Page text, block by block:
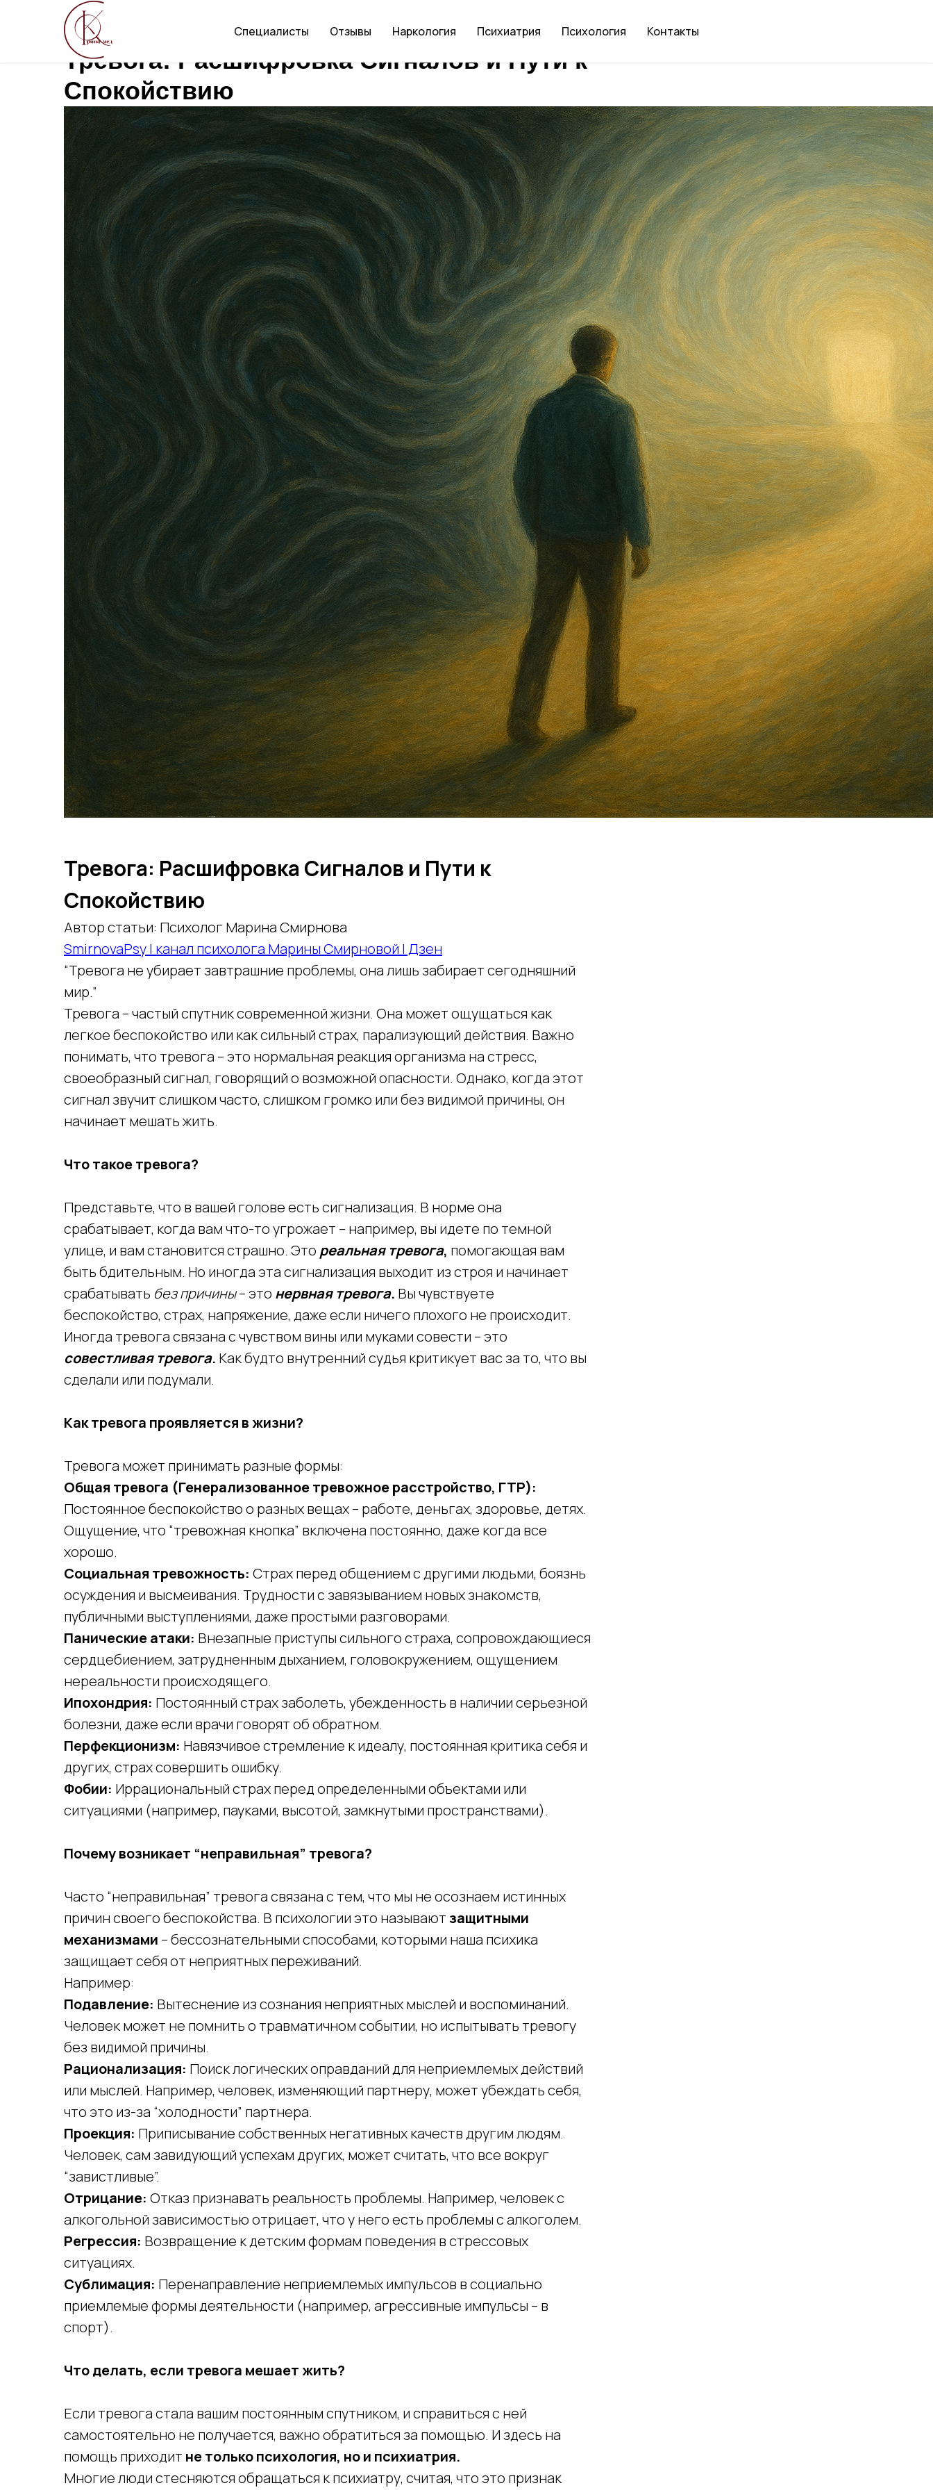
Специалисты Отзывы Наркология Психиатрия Психология Контакты
Тревога: Расшифровка Сигналов и Пути к
Спокойствию
Тревога: Расшифровка Сигналов и Пути к
Спокойствию
Автор статьи: Психолог Марина Смирнова
SmirnovaPsy | канал психолога Марины Смирновой | Дзен
“Тревога не убирает завтрашние проблемы, она лишь забирает сегодняшний
мир.”
Тревога – частый спутник современной жизни. Она может ощущаться как
легкое беспокойство или как сильный страх, парализующий действия. Важно
понимать, что тревога – это нормальная реакция организма на стресс,
своеобразный сигнал, говорящий о возможной опасности. Однако, когда этот
сигнал звучит слишком часто, слишком громко или без видимой причины, он
начинает мешать жить.
Что такое тревога?
Представьте, что в вашей голове есть сигнализация. В норме она
срабатывает, когда вам что-то угрожает – например, вы идете по темной
улице, и вам становится страшно. Это реальная тревога, помогающая вам
быть бдительным. Но иногда эта сигнализация выходит из строя и начинает
срабатывать без причины– это нервная тревога. Вы чувствуете
беспокойство, страх, напряжение, даже если ничего плохого не происходит.
Иногда тревога связана с чувством вины или муками совести – это
совестливая тревога. Как будто внутренний судья критикует вас за то, что вы
сделали или подумали.
Как тревога проявляется в жизни?
Тревога может принимать разные формы:
Общая тревога (Генерализованное тревожное расстройство, ГТР):
Постоянное беспокойство о разных вещах – работе, деньгах, здоровье, детях.
Ощущение, что “тревожная кнопка” включена постоянно, даже когда все
хорошо.
Социальная тревожность: Страх перед общением с другими людьми, боязнь
осуждения и высмеивания. Трудности с завязыванием новых знакомств,
публичными выступлениями, даже простыми разговорами.
Панические атаки: Внезапные приступы сильного страха, сопровождающиеся
сердцебиением, затрудненным дыханием, головокружением, ощущением
нереальности происходящего.
Ипохондрия: Постоянный страх заболеть, убежденность в наличии серьезной
болезни, даже если врачи говорят об обратном.
Перфекционизм: Навязчивое стремление к идеалу, постоянная критика себя и
других, страх совершить ошибку.
Фобии: Иррациональный страх перед определенными объектами или
ситуациями (например, пауками, высотой, замкнутыми пространствами).
Почему возникает “неправильная” тревога?
Часто “неправильная” тревога связана с тем, что мы не осознаем истинных
причин своего беспокойства. В психологии это называютзащитными
механизмами – бессознательными способами, которыми наша психика
защищает себя от неприятных переживаний.
Например:
Подавление: Вытеснение из сознания неприятных мыслей и воспоминаний.
Человек может не помнить о травматичном событии, но испытывать тревогу
без видимой причины.
Рационализация: Поиск логических оправданий для неприемлемых действий
или мыслей. Например, человек, изменяющий партнеру, может убеждать себя,
что это из-за “холодности” партнера.
Проекция: Приписывание собственных негативных качеств другим людям.
Человек, сам завидующий успехам других, может считать, что все вокруг
“завистливые”.
Отрицание: Отказ признавать реальность проблемы. Например, человек с
алкогольной зависимостью отрицает, что у него есть проблемы с алкоголем.
Регрессия: Возвращение к детским формам поведения в стрессовых
ситуациях.
Сублимация: Перенаправление неприемлемых импульсов в социально
приемлемые формы деятельности (например, агрессивные импульсы – в
спорт).
Что делать, если тревога мешает жить?
Если тревога стала вашим постоянным спутником, и справиться с ней
самостоятельно не получается, важно обратиться за помощью. И здесь на
помощь приходит не только психология, но и психиатрия.
Многие люди стесняются обращаться к психиатру, считая, что это признак